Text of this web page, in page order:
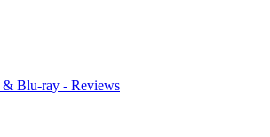
Blu-ray - Reviews